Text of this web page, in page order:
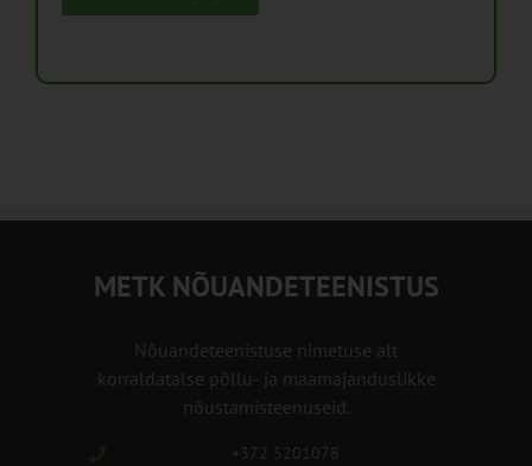
METK NÕUANDETEENISTUS
Nõuandeteenistuse nimetuse alt
korraldatalse põllu- ja maamajanduslikke
nõustamisteenuseid.
+372 5201078